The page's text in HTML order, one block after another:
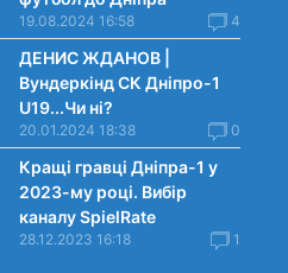
19.08.2024 16:58 4
ДЕНИС ЖДАНОВ |
Вундеркінд СК Дніпро-1
U19...Чи нi?
20.01.2024 18:38 0
Кращі гравці Дніпра-1 у
2023-му році. Вибiр
каналу SpielRate
28.12.2023 16:18 1